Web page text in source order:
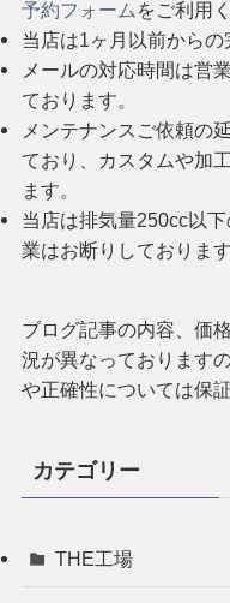
予約フォーム をご利用
当店は1ヶ月以前からの
メールの対応時間は営
ております。
メンテナンスご依頼の
ており、カスタムや加
ます。
当店は排気量250cc以
業はお断りしております
ブログ記事の内容、価
況が異なっております
や正確性については保
カテゴリー
THE工場